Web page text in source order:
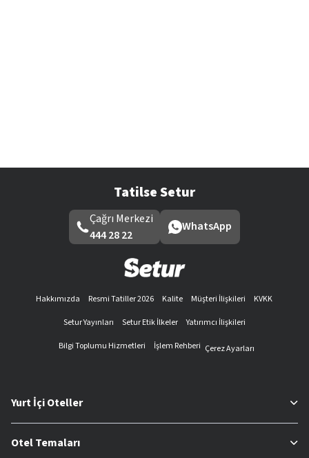
Tatilse Setur
Çağrı Merkezi
444 28 22
WhatsApp
Hakkımızda Resmi Tatiller 2026 Kalite Müşteri İlişkileri
KVKK
Setur Yayınları
Setur Etik İlkeler
Yatırımcı İlişkileri
Bilgi Toplumu Hizmetleri
İşlem Rehberi Çerez Ayarları
Yurt İçi Oteller
Otel Temaları